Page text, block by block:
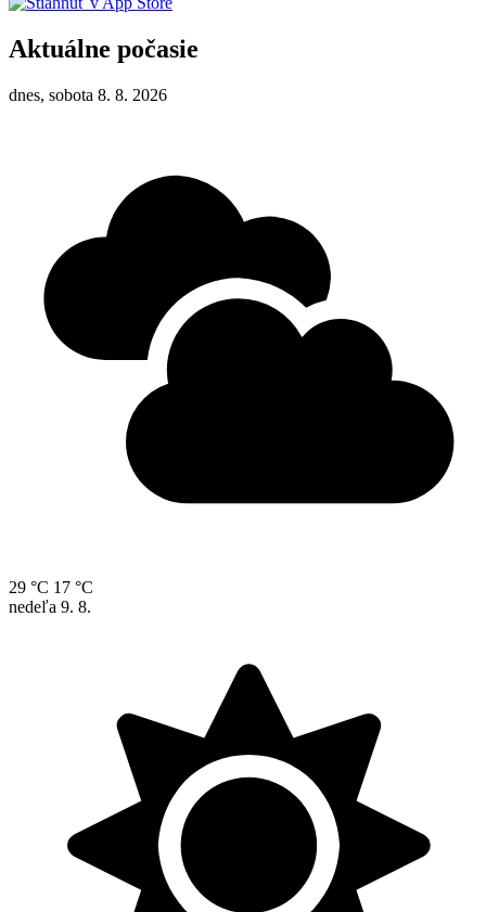
Aktuálne počasie
dnes, sobota 8. 8. 2026
29 °C 17 °C
nedeľa 9. 8.